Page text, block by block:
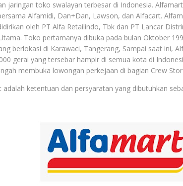
jaringan toko swalayan terbesar di Indonesia.
Alfamidi, Dan+Dan, Lawson, dan Alfacart.
oleh PT Alfa Retailindo, Tbk dan PT Lancar
Toko pertamanya dibuka pada bulan Oktober
berlokasi di Karawaci, Tangerang, Sampai saat ini,
gerai yang tersebar hampir di semua kota di
membuka lowongan perkejaan di bagian Crew
adalah ketentuan dan persyaratan yang dibutuhkan